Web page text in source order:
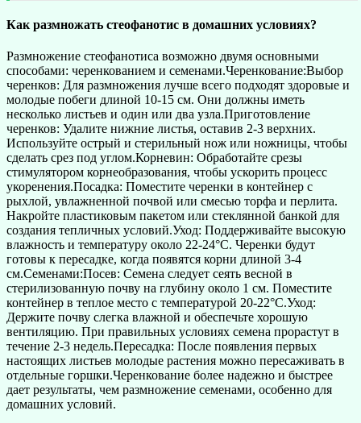
Как размножать стеофанотис в домашних условиях?
Размножение стеофанотиса возможно двумя основными
способами: черенкованием и семенами.Черенкование:Выбор
черенков: Для размножения лучше всего подходят здоровые и
молодые побеги длиной 10-15 см. Они должны иметь
несколько листьев и один или два узла.Приготовление
черенков: Удалите нижние листья, оставив 2-3 верхних.
Используйте острый и стерильный нож или ножницы, чтобы
сделать срез под углом.Корневин: Обработайте срезы
стимулятором корнеобразования, чтобы ускорить процесс
укоренения.Посадка: Поместите черенки в контейнер с
рыхлой, увлажненной почвой или смесью торфа и перлита.
Накройте пластиковым пакетом или стеклянной банкой для
создания тепличных условий.Уход: Поддерживайте высокую
влажность и температуру около 22-24°C. Черенки будут
готовы к пересадке, когда появятся корни длиной 3-4
см.Семенами:Посев: Семена следует сеять весной в
стерилизованную почву на глубину около 1 см. Поместите
контейнер в теплое место с температурой 20-22°C.Уход:
Держите почву слегка влажной и обеспечьте хорошую
вентиляцию. При правильных условиях семена прорастут в
течение 2-3 недель.Пересадка: После появления первых
настоящих листьев молодые растения можно пересаживать в
отдельные горшки.Черенкование более надежно и быстрее
дает результаты, чем размножение семенами, особенно для
домашних условий.